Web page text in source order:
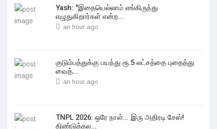
Yash: "இதையெல்லாம் எங்கிருந்து
எழுதுகிறார்கள் என்ற...
an hour ago
குடும்பத்துக்கு பயந்து ரூ.5 லட்சத்தை புதைத்து
வைத்...
an hour ago
TNPL 2026: ஒரே நாள்... இரு அதிரடி சேஸ்!
திண்டுக்கல...